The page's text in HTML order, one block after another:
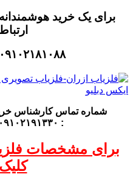
برای یک خرید هوشمندانه
شماره تماس کارشناس
: ۰۹۱۰۲۱۹۱۳۳۰و ۰۹۱۰۲۱۸۱۰۸۸
برای مشخصات